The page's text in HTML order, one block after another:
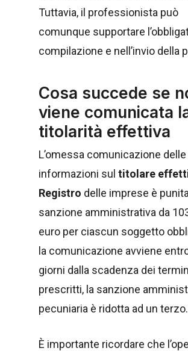
Tuttavia, il professionista può
comunque supportare
compilazione e nell’invio della
Cosa succede se
viene comunicata
titolarità effettiva
L’omessa comunicazione delle
informazioni sul titolare
Registro delle imprese è
sanzione amministrativa da
euro per ciascun soggetto
la comunicazione avviene
giorni dalla scadenza dei
prescritti, la sanzione
pecuniaria è ridotta ad un terzo.
È importante ricordare che